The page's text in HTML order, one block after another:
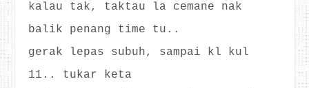
kalau tak, taktau la cemane nak
balik penang time tu..
gerak lepas subuh, sampai kl kul
11.. tukar keta